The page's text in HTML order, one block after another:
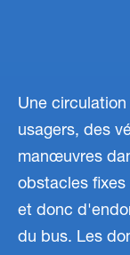
Une
usagers, des
manœuvres
obstacles fixes
et donc
du bus. Les